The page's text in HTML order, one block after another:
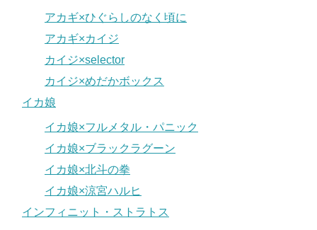
アカギ×ひぐらしのなく頃に
アカギ×カイジ
カイジ×selector
カイジ×めだかボックス
イカ娘
イカ娘×フルメタル・パニック
イカ娘×ブラックラグーン
イカ娘×北斗の拳
イカ娘×涼宮ハルヒ
インフィニット・ストラトス